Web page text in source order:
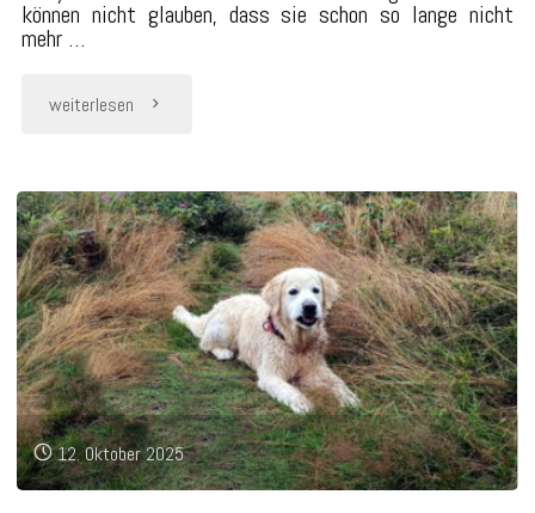
können nicht glauben, dass sie schon so lange nicht
mehr …
weiterlesen "Wir
an
Kelly
♥"
12. Oktober 2025